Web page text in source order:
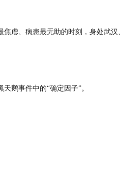
焦虑、病患最无助的时刻，身处武
天鹅事件中的“确定因子”。